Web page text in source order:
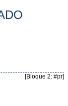
[Bloque 2: #pr]